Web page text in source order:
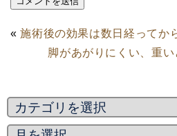
«施術後の効果は数日経ってか
脚があがりにくい、重